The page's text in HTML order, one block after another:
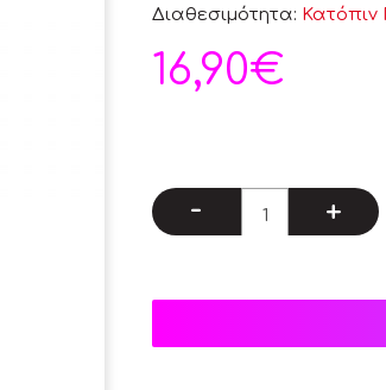
Διαθεσιμότητα: Κατόπιν
16,90€
- +